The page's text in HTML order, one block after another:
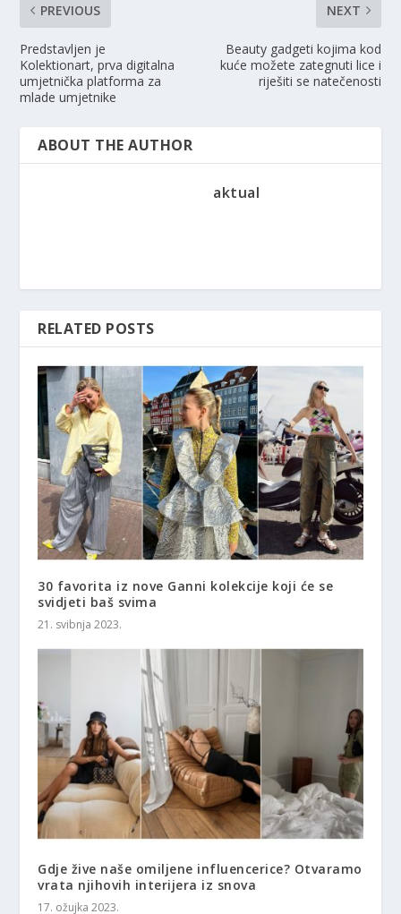
PREVIOUS
Predstavljen je
Kolektionart, prva digitalna
umjetnička platforma za
mlade umjetnike
NEXT
Beauty gadgeti kojima kod
kuće možete zategnuti lice i
riješiti se natečenosti
ABOUT THE AUTHOR
aktual
RELATED POSTS
30 favorita iz nove Ganni kolekcije koji će se
svidjeti baš svima
21. svibnja 2023.
Gdje žive naše omiljene influencerice? Otvaramo
vrata njihovih interijera iz snova
17. ožujka 2023.